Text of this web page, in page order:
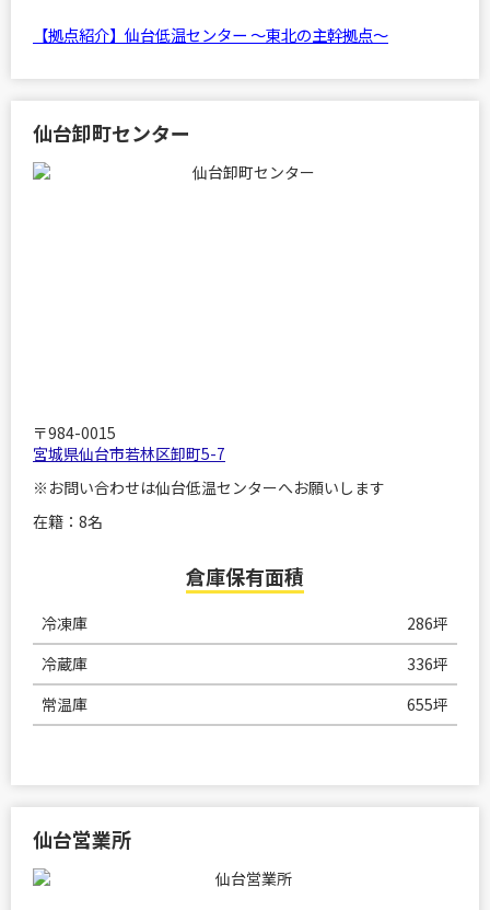
【拠点紹介】仙台低温センター ～東北の主幹拠点～
仙台卸町センター
〒984-0015
宮城県仙台市若林区卸町5-7
※お問い合わせは仙台低温センターへお願いします
在籍：8名
倉庫保有面積
冷凍庫
286坪
冷蔵庫
336坪
常温庫
655坪
仙台営業所